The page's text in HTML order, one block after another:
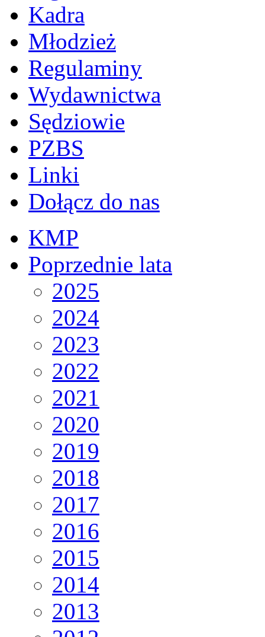
Kadra
Młodzież
Regulaminy
Wydawnictwa
Sędziowie
PZBS
Linki
Dołącz do nas
KMP
Poprzednie lata
2025
2024
2023
2022
2021
2020
2019
2018
2017
2016
2015
2014
2013